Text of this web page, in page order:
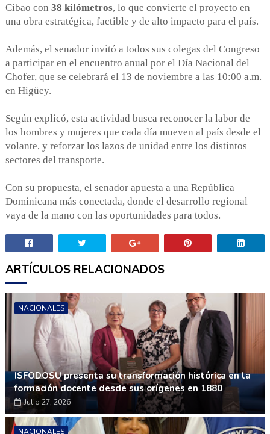
Cibao con 38 kilómetros, lo que convierte el proyecto en
una obra estratégica, factible y de alto impacto para el país.
Además, el senador invitó a todos sus colegas del Congreso
a participar en el encuentro anual por el Día Nacional del
Chofer, que se celebrará el 13 de noviembre a las 10:00 a.m.
en Higüey.
Según explicó, esta actividad busca reconocer la labor de
los hombres y mujeres que cada día mueven al país desde el
volante, y reforzar los lazos de unidad entre los distintos
sectores del transporte.
Con su propuesta, el senador apuesta a una República
Dominicana más conectada, donde el desarrollo regional
vaya de la mano con las oportunidades para todos.
ARTÍCULOS RELACIONADOS
NACIONALES
ISFODOSU presenta su transformación histórica en la
formación docente desde sus orígenes en 1880
Julio 27, 2026
NACIONALES